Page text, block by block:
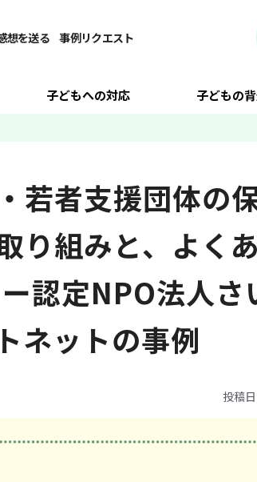
想を送る 事例リクエスト
子どもへの対応 子どもの
【後編】子ども・若者支援団体の保護者支援｜具体的な取
若者支援団体の
り組みと、よく
認定NPO法人さ
ネットの事例
投稿